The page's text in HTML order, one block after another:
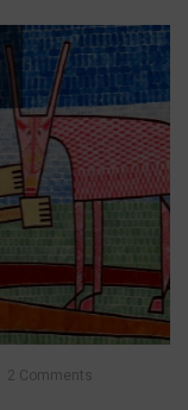
2 Comments